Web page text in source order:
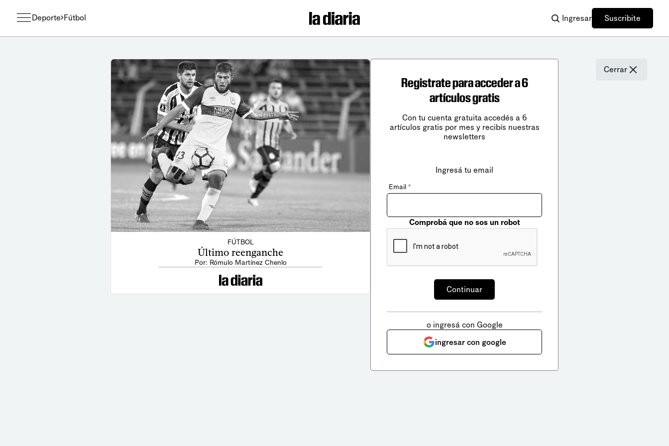
Deporte Fútbol Ingresar Suscribite
FÚTBOL
Último reenganche
Por: Rómulo Martínez Chenlo
Cerrar
Registrate para acceder a 6
artículos gratis
Con tu cuenta gratuita accedés a 6
artículos gratis por mes y recibís nuestras
newsletters
Ingresá tu email
Email *
Comprobá que no sos un robot
o ingresá con Google
ingresar con google